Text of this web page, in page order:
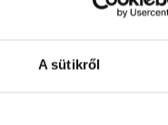
A sütikről
76/343-133 E-mail: